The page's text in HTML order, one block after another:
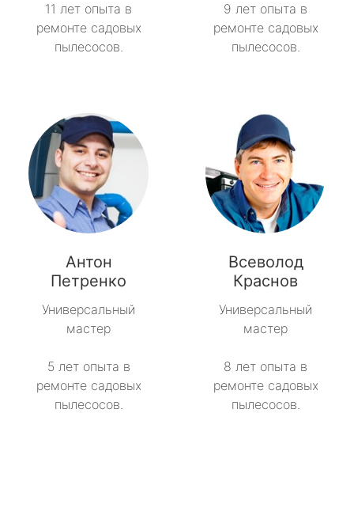
11 лет опыта в
ремонте садовых
пылесосов.
9 лет опыта в
ремонте садовых
пылесосов.
Антон
Петренко
Универсальный
мастер
5 лет опыта в
ремонте садовых
пылесосов.
Всеволод
Краснов
Универсальный
мастер
8 лет опыта в
ремонте садовых
пылесосов.